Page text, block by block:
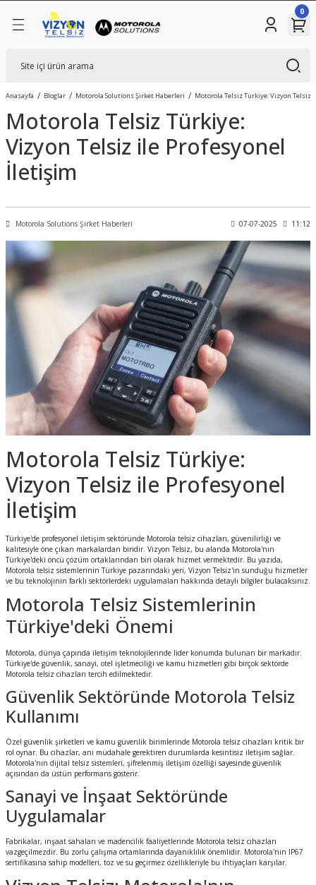
0
Anasayfa Bloglar Motorola Solutions Şirket Haberleri Motorola Telsiz Türkiye: Vizyon Telsiz
Motorola Telsiz Türkiye:
Vizyon Telsiz ile Profesyonel
İletişim
Motorola Solutions Şirket Haberleri 07-07-2025 11:12
Motorola Telsiz Türkiye:
Vizyon Telsiz ile Profesyonel
İletişim
Türkiye'de profesyonel iletişim sektöründe Motorola telsiz cihazları, güvenilirliği ve
kalitesiyle öne çıkan markalardan biridir. Vizyon Telsiz, bu alanda Motorola'nın
Türkiye'deki öncü çözüm ortaklarından biri olarak hizmet vermektedir. Bu yazıda,
Motorola telsiz sistemlerinin Türkiye pazarındaki yeri, Vizyon Telsiz'in sunduğu hizmetler
ve bu teknolojinin farklı sektörlerdeki uygulamaları hakkında detaylı bilgiler bulacaksınız.
Motorola Telsiz Sistemlerinin
Türkiye'deki Önemi
Motorola, dünya çapında iletişim teknolojilerinde lider konumda bulunan bir markadır.
Türkiye'de güvenlik, sanayi, otel işletmeciliği ve kamu hizmetleri gibi birçok sektörde
Motorola telsiz cihazları tercih edilmektedir.
Güvenlik Sektöründe Motorola Telsiz
Kullanımı
Özel güvenlik şirketleri ve kamu güvenlik birimlerinde Motorola telsiz cihazları kritik bir
rol oynar. Bu cihazlar, ani müdahale gerektiren durumlarda kesintisiz iletişim sağlar.
Motorola'nın dijital telsiz sistemleri, şifrelenmiş iletişim özelliği sayesinde güvenlik
açısından da üstün performans gösterir.
Sanayi ve İnşaat Sektöründe
Uygulamalar
Fabrikalar, inşaat sahaları ve madencilik faaliyetlerinde Motorola telsiz cihazları
vazgeçilmezdir. Bu zorlu çalışma ortamlarında dayanıklılık önemlidir. Motorola'nın IP67
sertifikasına sahip modelleri, toz ve su geçirmez özellikleriyle bu ihtiyaçları karşılar.
Sistemleri